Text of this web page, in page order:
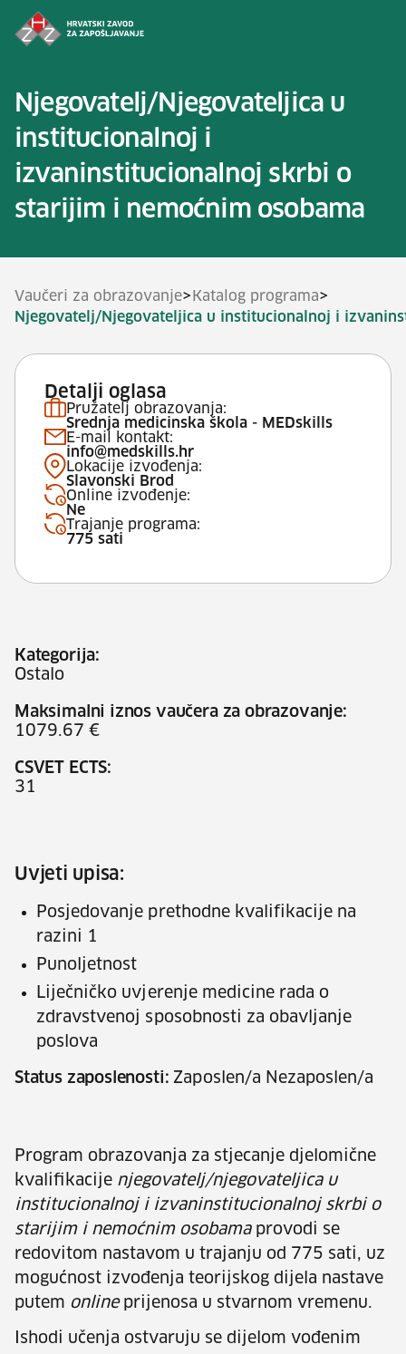
Njegovatelj/Njegovateljica u
institucionalnoj i
izvaninstitucionalnoj skrbi o
starijim i nemoćnim osobama
Vaučeri za obrazovanje> Katalog programa>
Njegovatelj/Njegovateljica u institucionalnoj i
Detalji oglasa
Pružatelj obrazovanja:
Srednja medicinska škola - MEDskills
E-mail kontakt:
info@medskills.hr
Lokacije izvođenja:
Slavonski Brod
Online izvođenje:
Ne
Trajanje programa:
775 sati
Kategorija:
Ostalo
Maksimalni iznos vaučera za obrazovanje:
1079.67 €
CSVET ECTS:
31
Uvjeti upisa:
Posjedovanje prethodne kvalifikacije na
razini 1
Punoljetnost
Liječničko uvjerenje medicine rada o
zdravstvenoj sposobnosti za obavljanje
poslova
Status zaposlenosti: Zaposlen/a Nezaposlen/a
Program obrazovanja za stjecanje djelomične
kvalifikacije njegovatelj/njegovateljica u
institucionalnoj i izvaninstitucionalnoj skrbi o
starijim i nemoćnim osobama provodi se
redovitom nastavom u trajanju od 775 sati, uz
mogućnost izvođenja teorijskog dijela nastave
putem onlineprijenosa u stvarnom vremenu.
Ishodi učenja ostvaruju se dijelom vođenim